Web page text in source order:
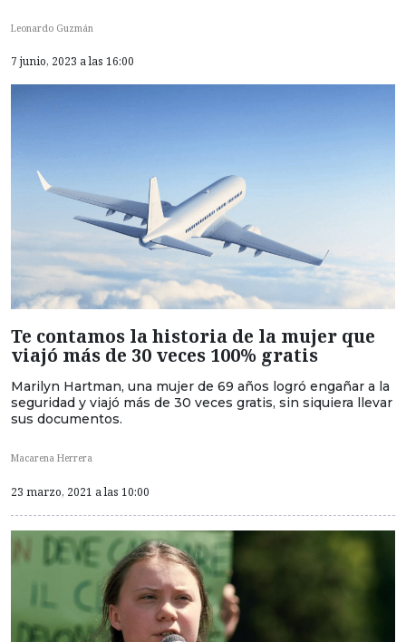
Leonardo Guzmán
7 junio, 2023 a las 16:00
Te contamos la historia de la mujer que
viajó más de 30 veces 100% gratis
Marilyn Hartman, una mujer de 69 años logró engañar a la
seguridad y viajó más de 30 veces gratis, sin siquiera llevar
sus documentos.
Macarena Herrera
23 marzo, 2021 a las 10:00